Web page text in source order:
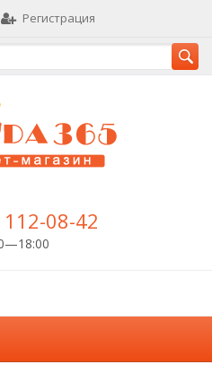
Регистрация
08-42